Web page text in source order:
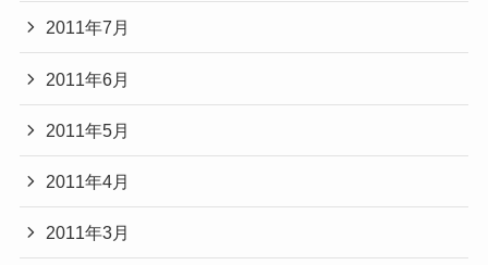
2011年7月
2011年6月
2011年5月
2011年4月
2011年3月